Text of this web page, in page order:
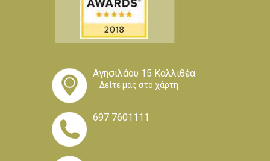
Αγησιλάου 15 Καλλιθέα
Δείτε μας στο χάρτη
697 7601111